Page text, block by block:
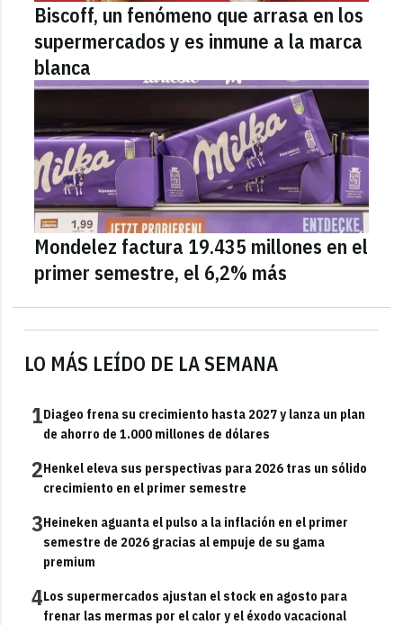
LO MÁS LEÍDO DE LA SEMANA
1Diageo frena su crecimiento hasta 2027 y lanza un plan
de ahorro de 1.000 millones de dólares
2Henkel eleva sus perspectivas para 2026 tras un sólido
crecimiento en el primer semestre
3Heineken aguanta el pulso a la inflación en el primer
semestre de 2026 gracias al empuje de su gama
premium
4Los supermercados ajustan el stock en agosto para
frenar las mermas por el calor y el éxodo vacacional
Biscoff, un fenómeno que arrasa en los
supermercados y es inmune a la marca
blanca
Mondelez factura 19.435 millones en el
primer semestre, el 6,2% más